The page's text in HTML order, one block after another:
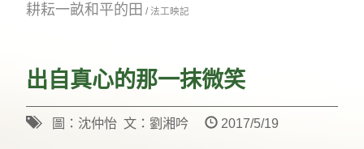
耕耘一畝和平的田 / 法工映記
出自真心的那一抹微笑
圖：沈仲怡 文：劉湘吟 2017/5/19